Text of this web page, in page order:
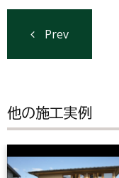
Prev
他の施工実例